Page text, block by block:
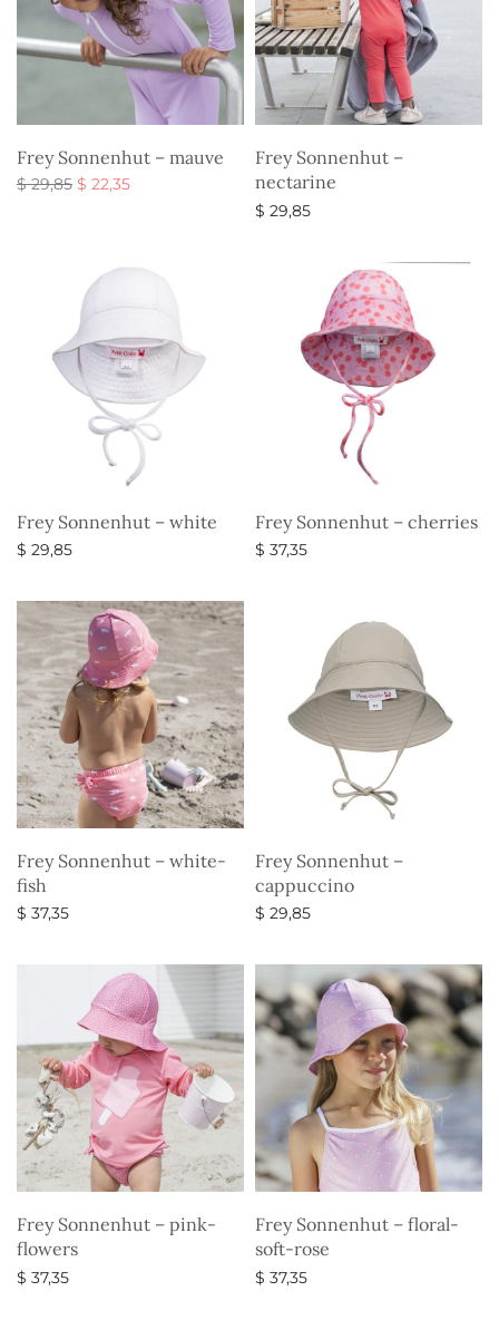
Frey Sonnenhut – mauve
$29,85 Ursprünglicher
$ 22,35Aktueller
Frey Sonnenhut –
nectarine
$ 29,85
Frey Sonnenhut – white
$ 29,85
Frey Sonnenhut – cherries
$ 37,35
Frey Sonnenhut – white-
fish
$ 37,35
Frey Sonnenhut –
cappuccino
$ 29,85
Frey Sonnenhut – pink-
flowers
$ 37,35
Frey Sonnenhut – floral-
soft-rose
$ 37,35